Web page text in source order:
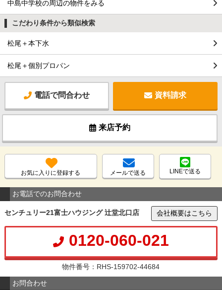
中島中学校の周辺の物件をみる
こだわり条件から類似検索
松尾＋本下水
松尾＋個別プロパン
電話で問合わせ 資料請求
来店予約
お気に入りに登録する メールで送る LINEで送る
お電話でのお問合わせ
センチュリー21富士ハウジング 辻堂北口店 会社概要はこちら
0120-060-021
物件番号：RHS-159702-44684
お問合わせ